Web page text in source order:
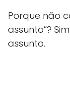
Porque não
assunto”?
assunto.